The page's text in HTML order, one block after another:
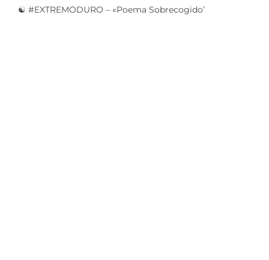
☯️ #EXTREMODURO – «Poema Sobrecogido’